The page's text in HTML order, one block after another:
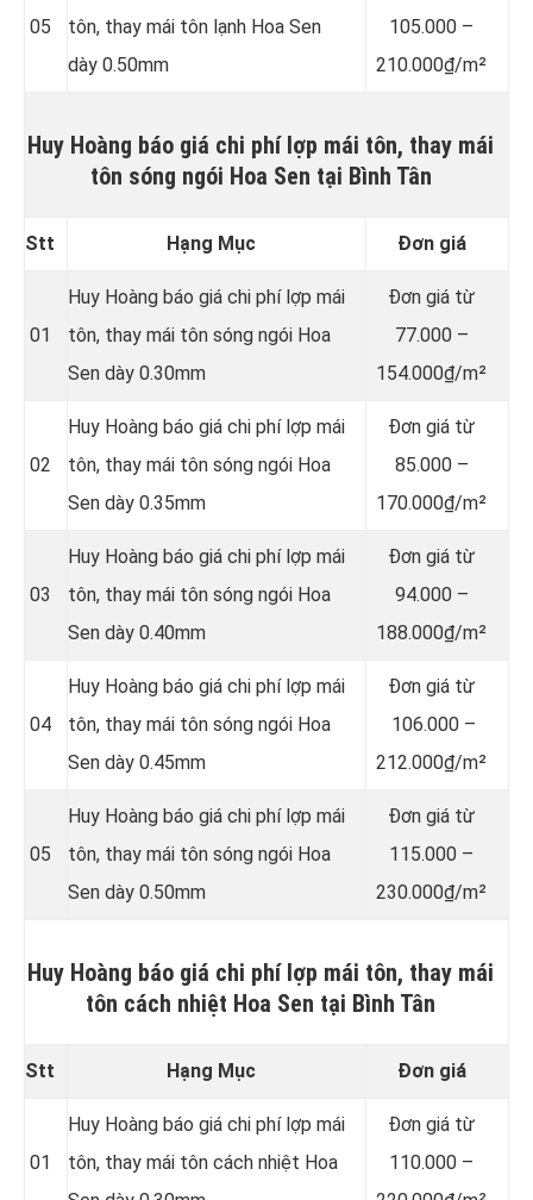
05
tôn, thay mái tôn lạnh Hoa Sen
dày 0.50mm
105.000 –
210.000₫/m²
Huy Hoàng báo giá chi phí lợp mái tôn, thay mái
tôn sóng ngói Hoa Sen tại Bình Tân
Stt Hạng Mục Đơn giá
01
Huy Hoàng báo giá chi phí lợp mái
tôn, thay mái tôn sóng ngói Hoa
Sen dày 0.30mm
Đơn giá từ
77.000 –
154.000₫/m²
02
Huy Hoàng báo giá chi phí lợp mái
tôn, thay mái tôn sóng ngói Hoa
Sen dày 0.35mm
Đơn giá từ
85.000 –
170.000₫/m²
03
Huy Hoàng báo giá chi phí lợp mái
tôn, thay mái tôn sóng ngói Hoa
Sen dày 0.40mm
Đơn giá từ
94.000 –
188.000₫/m²
04
Huy Hoàng báo giá chi phí lợp mái
tôn, thay mái tôn sóng ngói Hoa
Sen dày 0.45mm
Đơn giá từ
106.000 –
212.000₫/m²
05
Huy Hoàng báo giá chi phí lợp mái
tôn, thay mái tôn sóng ngói Hoa
Sen dày 0.50mm
Đơn giá từ
115.000 –
230.000₫/m²
Huy Hoàng báo giá chi phí lợp mái tôn, thay mái
tôn cách nhiệt Hoa Sen tại Bình Tân
Stt Hạng Mục Đơn giá
01
Huy Hoàng báo giá chi phí lợp mái
tôn, thay mái tôn cách nhiệt Hoa
Đơn giá từ
110.000 –